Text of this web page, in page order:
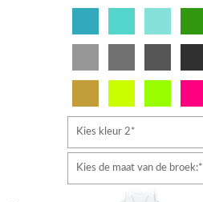
Kies kleur 2*
Kies de maat van de broek:*